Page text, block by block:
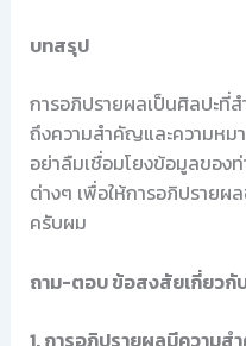
บทสรุป
การอภิปรายผลเป็นศิลปะที่
ถึงความสำคัญและความห
อย่าลืมเชื่อมโยงข้อมูลของ
ต่างๆ เพื่อให้การอภิปราย
ครับผม
ถาม-ตอบ ข้อสงสัยเกี่ยวกั
1. การอภิปรายผลมีความส